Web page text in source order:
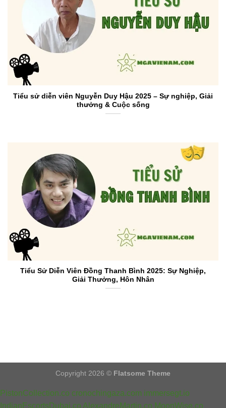
Tiểu sử diễn viên Nguyễn Duy Hậu 2025 – Sự nghiệp, Giải
thưởng & Cuộc sống
Tiểu Sử Diễn Viên Đồng Thanh Bình 2025: Sự Nghiệp,
Giải Thưởng, Hôn Nhân
Copyright 2026 © Flatsome Theme
PistonCollection.co cronochingaza.com immersegt.io
IndianEscortsDubai.co AlexandreMartin.co MoonWise.co